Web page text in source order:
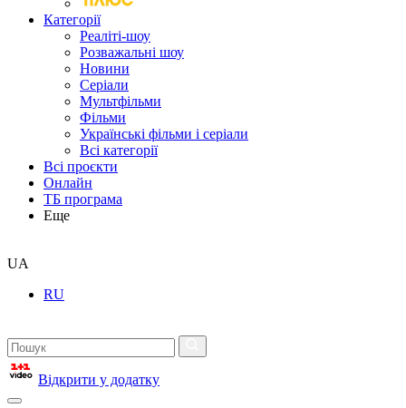
Категорії
Реаліті-шоу
Розважальні шоу
Новини
Серіали
Мультфільми
Фільми
Українські фільми і серіали
Всі категорії
Всі проєкти
Онлайн
ТБ програма
Еще
UA
RU
Відкрити у додатку